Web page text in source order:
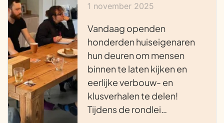
1 november 2025
Vandaag openden
honderden huiseigenaren
hun deuren om mensen
binnen te laten kijken en
eerlijke verbouw- en
klusverhalen te delen!
Tijdens de rondlei…